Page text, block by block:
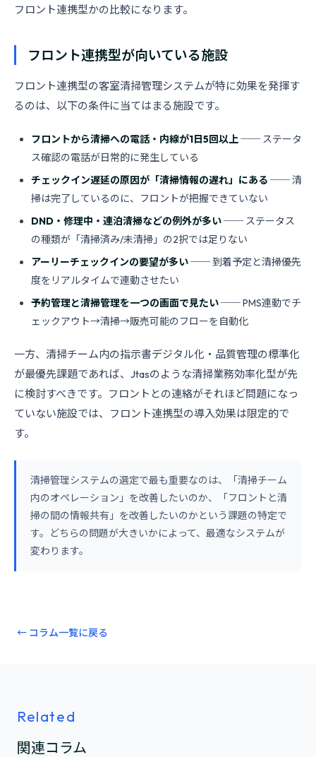
フロント連携型かの比較になります。
フロント連携型が向いている施設
フロント連携型の客室清掃管理システムが特に効果を発揮す
るのは、以下の条件に当てはまる施設です。
フロントから清掃への電話・内線が1日5回以上── ステータ
ス確認の電話が日常的に発生している
チェックイン遅延の原因が「清掃情報の遅れ」にある ── 清
掃は完了しているのに、フロントが把握できていない
DND・修理中・連泊清掃などの例外が多い── ステータス
の種類が「清掃済み/未清掃」の2択では足りない
アーリーチェックインの要望が多い── 到着予定と清掃優先
度をリアルタイムで連動させたい
予約管理と清掃管理を一つの画面で見たい── PMS連動でチ
ェックアウト→清掃→販売可能のフローを自動化
一方、清掃チーム内の指示書デジタル化・品質管理の標準化
が最優先課題であれば、Jtasのような清掃業務効率化型が先
に検討すべきです。フロントとの連絡がそれほど問題になっ
ていない施設では、フロント連携型の導入効果は限定的で
す。
清掃管理システムの選定で最も重要なのは、「清掃チーム
内のオペレーション」を改善したいのか、「フロントと清
掃の間の情報共有」を改善したいのかという課題の特定で
す。どちらの問題が大きいかによって、最適なシステムが
変わります。
← コラム一覧に戻る
Related
関連コラム